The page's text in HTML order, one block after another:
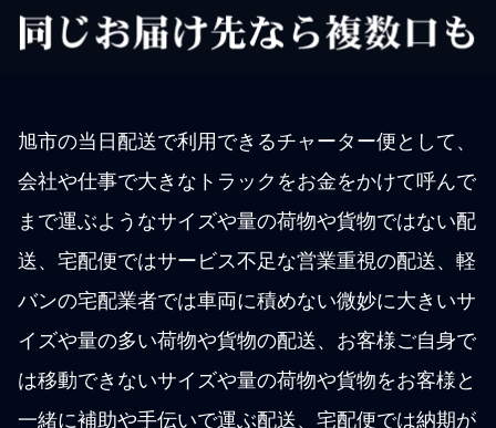
旭市の当日配送で利用できるチャーター便として、
会社や仕事で大きなトラックをお金をかけて呼んで
まで運ぶようなサイズや量の荷物や貨物ではない配
送、宅配便ではサービス不足な営業重視の配送、軽
バンの宅配業者では車両に積めない微妙に大きいサ
イズや量の多い荷物や貨物の配送、お客様ご自身で
は移動できないサイズや量の荷物や貨物をお客様と
一緒に補助や手伝いで運ぶ配送、宅配便では納期が